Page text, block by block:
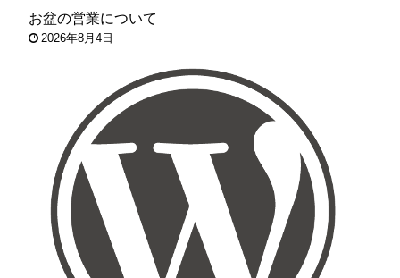
お盆の営業について
2026年8月4日